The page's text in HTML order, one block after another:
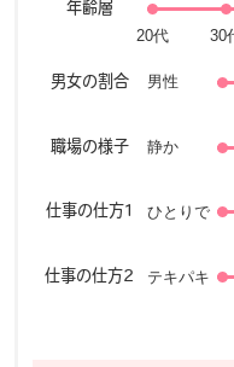
年齢層
男女の割合 男性
職場の様子 静か
仕事の仕方1 ひとりで
仕事の仕方2 テキパキ